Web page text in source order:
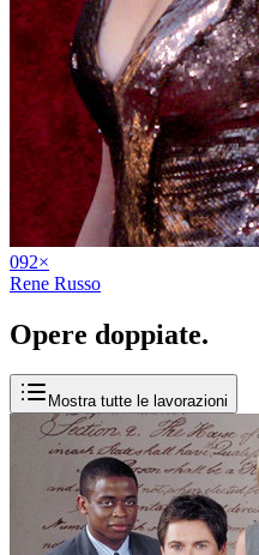
092×
Rene Russo
Opere doppiate.
Mostra tutte le lavorazioni